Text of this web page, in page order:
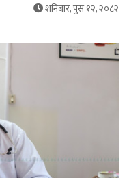
शनिबार, पुस १२, २०८२